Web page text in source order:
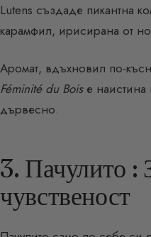
Lutens създаде пикантна
карамфил, ирисирана от
Аромат, вдъхновил по-
Féminité du Boisе наистина
дървесно.
3. Пачулито :
чувственост